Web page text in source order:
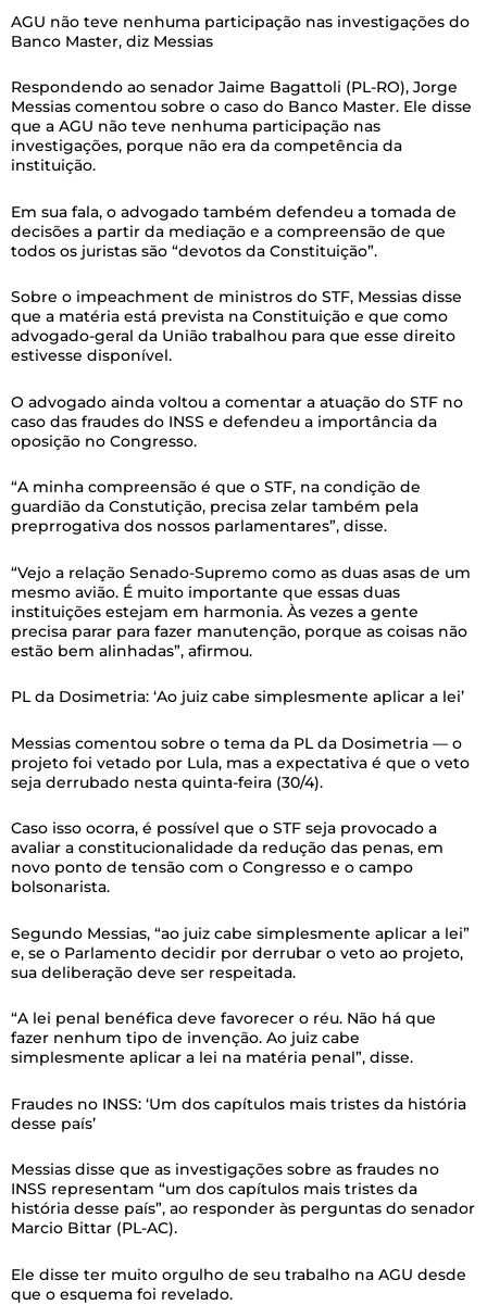
AGU não teve nenhuma participação nas investigações do
Banco Master, diz Messias
Respondendo ao senador Jaime Bagattoli (PL-RO), Jorge
Messias comentou sobre o caso do Banco Master. Ele disse
que a AGU não teve nenhuma participação nas
investigações, porque não era da competência da
instituição.
Em sua fala, o advogado também defendeu a tomada de
decisões a partir da mediação e a compreensão de que
todos os juristas são “devotos da Constituição”.
Sobre o impeachment de ministros do STF, Messias disse
que a matéria está prevista na Constituição e que como
advogado-geral da União trabalhou para que esse direito
estivesse disponível.
O advogado ainda voltou a comentar a atuação do STF no
caso das fraudes do INSS e defendeu a importância da
oposição no Congresso.
“A minha compreensão é que o STF, na condição de
guardião da Constutição, precisa zelar também pela
preprrogativa dos nossos parlamentares”, disse.
“Vejo a relação Senado-Supremo como as duas asas de um
mesmo avião. É muito importante que essas duas
instituições estejam em harmonia. Às vezes a gente
precisa parar para fazer manutenção, porque as coisas não
estão bem alinhadas”, afirmou.
PL da Dosimetria: ‘Ao juiz cabe simplesmente aplicar a lei’
Messias comentou sobre o tema da PL da Dosimetria — o
projeto foi vetado por Lula, mas a expectativa é que o veto
seja derrubado nesta quinta-feira (30/4).
Caso isso ocorra, é possível que o STF seja provocado a
avaliar a constitucionalidade da redução das penas, em
novo ponto de tensão com o Congresso e o campo
bolsonarista.
Segundo Messias, “ao juiz cabe simplesmente aplicar a lei”
e, se o Parlamento decidir por derrubar o veto ao projeto,
sua deliberação deve ser respeitada.
“A lei penal benéfica deve favorecer o réu. Não há que
fazer nenhum tipo de invenção. Ao juiz cabe
simplesmente aplicar a lei na matéria penal”, disse.
Fraudes no INSS: ‘Um dos capítulos mais tristes da história
desse país’
Messias disse que as investigações sobre as fraudes no
INSS representam “um dos capítulos mais tristes da
história desse país”, ao responder às perguntas do senador
Marcio Bittar (PL-AC).
Ele disse ter muito orgulho de seu trabalho na AGU desde
que o esquema foi revelado.